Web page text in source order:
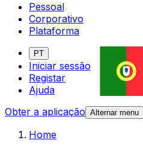
Pessoal
Corporativo
Plataforma
PT
Iniciar sessão
Registar
Ajuda
Obter a aplicação Alternar menu
Home